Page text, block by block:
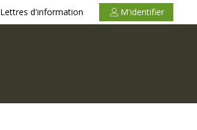
Lettres d'information M'identifier